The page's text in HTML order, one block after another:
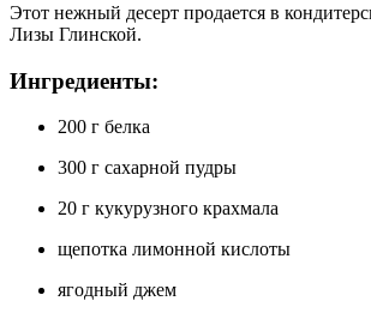
Этот нежный десерт продается в
Лизы Глинской.
Ингредиенты:
200 г белка
300 г сахарной пудры
20 г кукурузного крахмала
щепотка лимонной кислоты
ягодный джем